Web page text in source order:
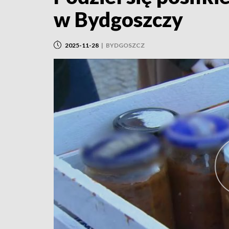
w Bydgoszczy
2025-11-28 | BYDGOSZCZ